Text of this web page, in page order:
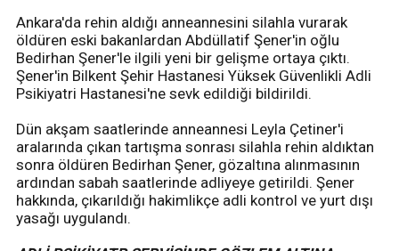
Ankara'da rehin aldığı anneannesini silahla vurarak
öldüren eski bakanlardan Abdüllatif Şener'in oğlu
Bedirhan Şener'le ilgili yeni bir gelişme ortaya çıktı.
Şener'in Bilkent Şehir Hastanesi Yüksek Güvenlikli Adli
Psikiyatri Hastanesi'ne sevk edildiği bildirildi.
Dün akşam saatlerinde anneannesi Leyla Çetiner'i
aralarında çıkan tartışma sonrası silahla rehin aldıktan
sonra öldüren Bedirhan Şener, gözaltına alınmasının
ardından sabah saatlerinde adliyeye getirildi. Şener
hakkında, çıkarıldığı hakimlikçe adli kontrol ve yurt dışı
yasağı uygulandı.